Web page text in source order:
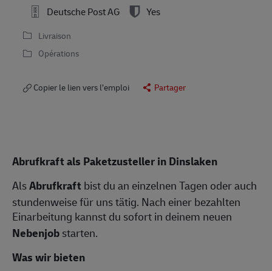
Deutsche Post AG
Yes
Livraison
Opérations
Copier le lien vers l’emploi Partager
Abrufkraft als Paketzusteller in Dinslaken
AlsAbrufkraft bist du an einzelnen Tagen oder auch
stundenweise für uns tätig. Nach einer bezahlten
Einarbeitung kannst du sofort in deinem neuen
Nebenjobstarten.
Was wir bieten